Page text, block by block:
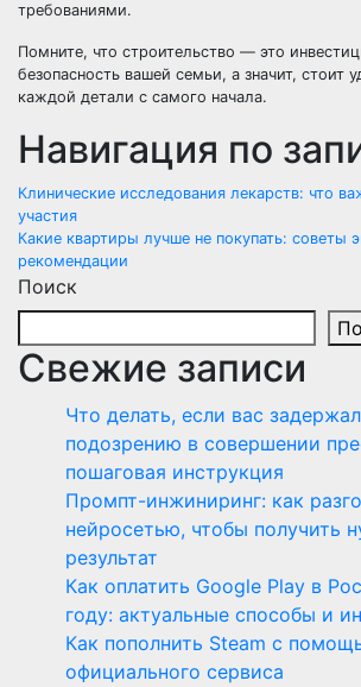
требованиями.
Помните, что строительство — это
безопасность вашей семьи, а значит, стоит
каждой детали с самого начала.
Навигация по
Клинические исследования лекарств: что
участия
Какие квартиры лучше не покупать: советы
рекомендации
Поиск
Свежие записи
Что делать, если вас
подозрению в совершении
пошаговая инструкция
Промпт-инжиниринг: как
нейросетью, чтобы получить
результат
Как оплатить Google Play в
году: актуальные способы и
Как пополнить Steam с
официального сервиса